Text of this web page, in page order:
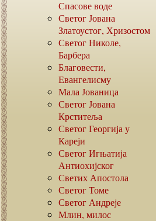
Спасове воде
Светог Јована
Златоустог, Хризостом
Светог Николе,
Барбера
Благовести,
Евангелисму
Мала Јованица
Светог Јована
Крститеља
Светог Георгија у
Кареји
Светог Игњатија
Антиохијског
Светих Апостола
Светог Томе
Светог Андреје
Млин, милос